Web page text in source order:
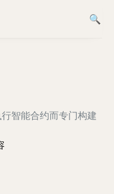
智能合约而专门构建